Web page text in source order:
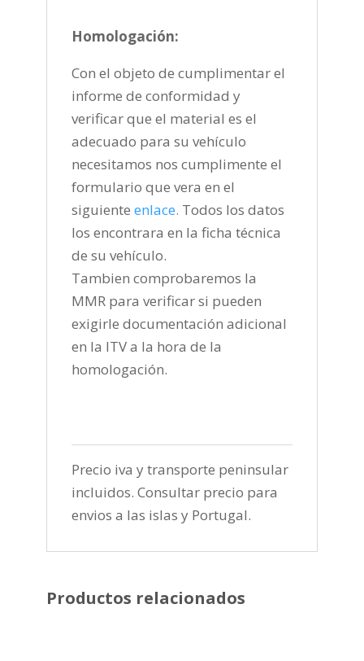
Homologación:
Con el objeto de cumplimentar el
informe de conformidad y
verificar que el material es el
adecuado para su vehículo
necesitamos nos cumplimente el
formulario que vera en el
siguiente enlace. Todos los datos
los encontrara en la ficha técnica
de su vehículo.
Tambien comprobaremos la
MMR para verificar si pueden
exigirle documentación adicional
en la ITV a la hora de la
homologación.
Precio iva y transporte peninsular
incluidos. Consultar precio para
envios a las islas y Portugal.
Productos relacionados